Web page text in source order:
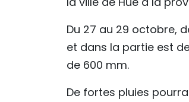
Du 27 au 29 octobre,
et dans la partie est
de 600 mm.
De fortes pluies